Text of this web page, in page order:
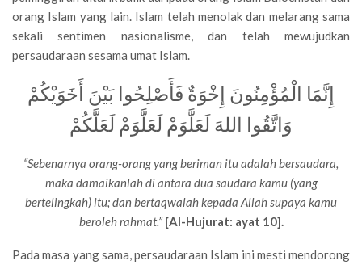
orang Islam yang lain. Islam telah menolak dan melarang sama
sekali sentimen nasionalisme, dan telah mewujudkan
persaudaraan sesama umat Islam.
إِنَّمَا الْمُؤْمِنُونَ إِخْوَةٌ فَأَصْلِحُوا بَيْنَ أَخَوَيْكُمْ
وَاتَّقُوا اللهَ لَعَلَّوَمْ لَعَلَّوَمْ لَعَلَّكُمْ
“Sebenarnya orang-orang yang beriman itu adalah bersaudara,
maka damaikanlah di antara dua saudara kamu (yang
bertelingkah) itu; dan bertaqwalah kepada Allah supaya kamu
beroleh rahmat.” [Al-Hujurat: ayat 10].
Pada masa yang sama, persaudaraan Islam ini mesti mendorong